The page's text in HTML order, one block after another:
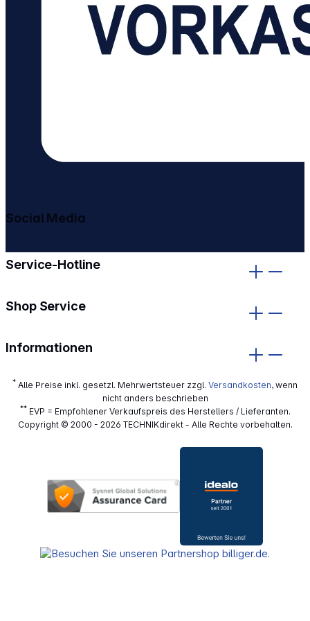
Service-Hotline
Shop Service
Informationen
Social Media
* Alle Preise inkl. gesetzl. Mehrwertsteuer zzgl. Versandkosten, wenn
nicht anders beschrieben
**EVP = Empfohlener Verkaufspreis des Herstellers / Lieferanten.
Copyright © 2000 - 2026 TECHNIKdirekt - Alle Rechte vorbehalten.